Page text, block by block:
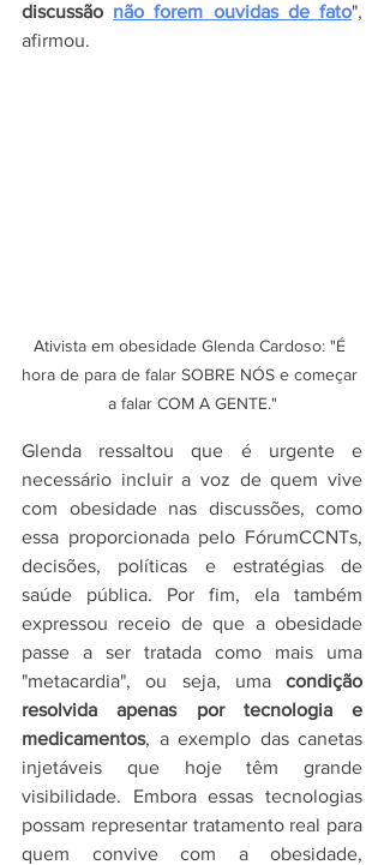
discussão não forem ouvidas de fato",
afirmou.
Ativista em obesidade Glenda Cardoso: "É
hora de para de falar SOBRE NÓS e começar
a falar COM A GENTE."
Glenda ressaltou que é urgente e
necessário incluir a voz de quem vive
com obesidade nas discussões, como
essa proporcionada pelo FórumCCNTs,
decisões, políticas e estratégias de
saúde pública. Por fim, ela também
expressou receio de que a obesidade
passe a ser tratada como mais uma
"metacardia", ou seja, uma condição
resolvida apenas por tecnologia e
medicamentos, a exemplo das canetas
injetáveis que hoje têm grande
visibilidade. Embora essas tecnologias
possam representar tratamento real para
quem convive com a obesidade,